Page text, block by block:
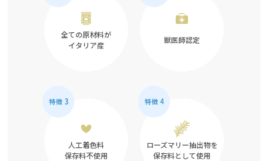
全ての原材料が
イタリア産
獣医師認定
人工着色料
保存料不使用
ローズマリー抽出物を
保存料として使用